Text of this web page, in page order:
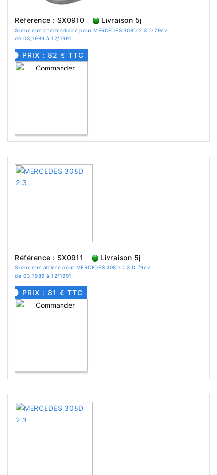
Référence : SX0910 Livraison 5j
Silencieux intermédiaire pour MERCEDES 308D 2.3 D 79cv
de 03/1989 à 12/1991
PRIX : 82 € TTC
Référence : SX0911 Livraison 5j
Silencieux arriere pour MERCEDES 308D 2.3 D 79cv
de 03/1989 à 12/1991
PRIX : 81 € TTC